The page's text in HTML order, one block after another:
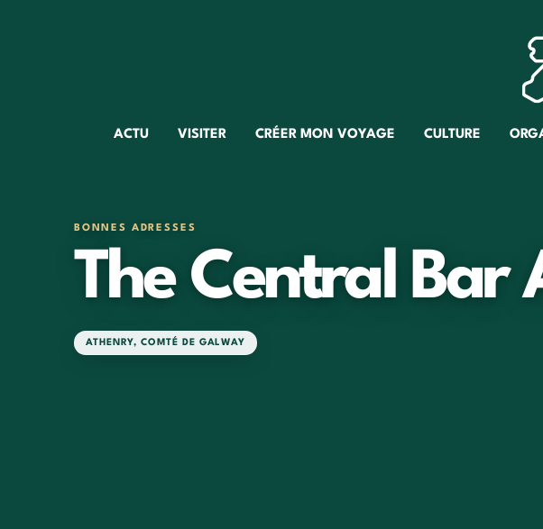
ACTU VISITER CRÉER MON VOYAGE CULTURE
BONNES ADRESSES
The Central Bar
ATHENRY,COMTÉ DE GALWAY